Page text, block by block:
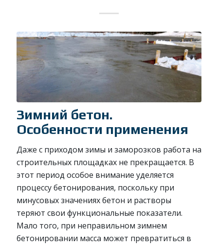
Зимний бетон.
Особенности применения
Даже с приходом зимы и заморозков работа на
строительных площадках не прекращается. В
этот период особое внимание уделяется
процессу бетонирования, поскольку при
минусовых значениях бетон и растворы
теряют свои функциональные показатели.
Мало того, при неправильном зимнем
бетонировании масса может превратиться в